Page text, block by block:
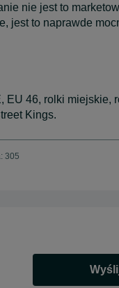
nie jest to
jest to naprawde
EU 46, rolki miejskie,
Kings.
305